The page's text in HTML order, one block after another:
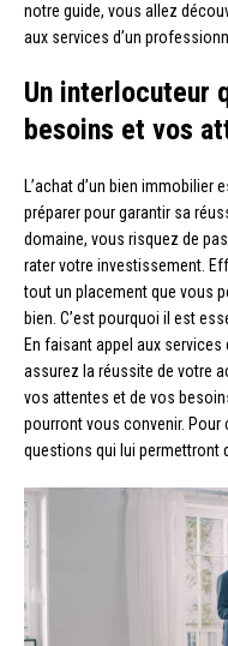
notre guide, vous allez
aux services d’un
Un interlocuteur
besoins et vos
L’achat d’un bien immobilier
préparer pour garantir sa
domaine, vous risquez de
rater votre investissement.
tout un placement que vous
bien. C’est pourquoi il est
En faisant appel aux
assurez la réussite de votre
vos attentes et de vos
pourront vous convenir.
questions qui lui permettront